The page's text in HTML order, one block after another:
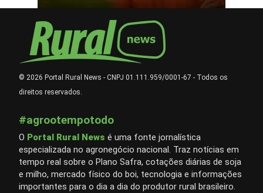
© 2026 Portal Rural News - CNPJ 01.111.959/0001-67 - Todos os
direitos reservados.
#agrootempotodo
O Portal Rural News é uma fonte jornalística
especializada no agronegócio nacional. Traz notícias em
tempo real sobre o Plano Safra, cotações diárias de soja
e milho, mercado físico do boi, tecnologia e informações
importantes para o dia a dia do produtor rural brasileiro.